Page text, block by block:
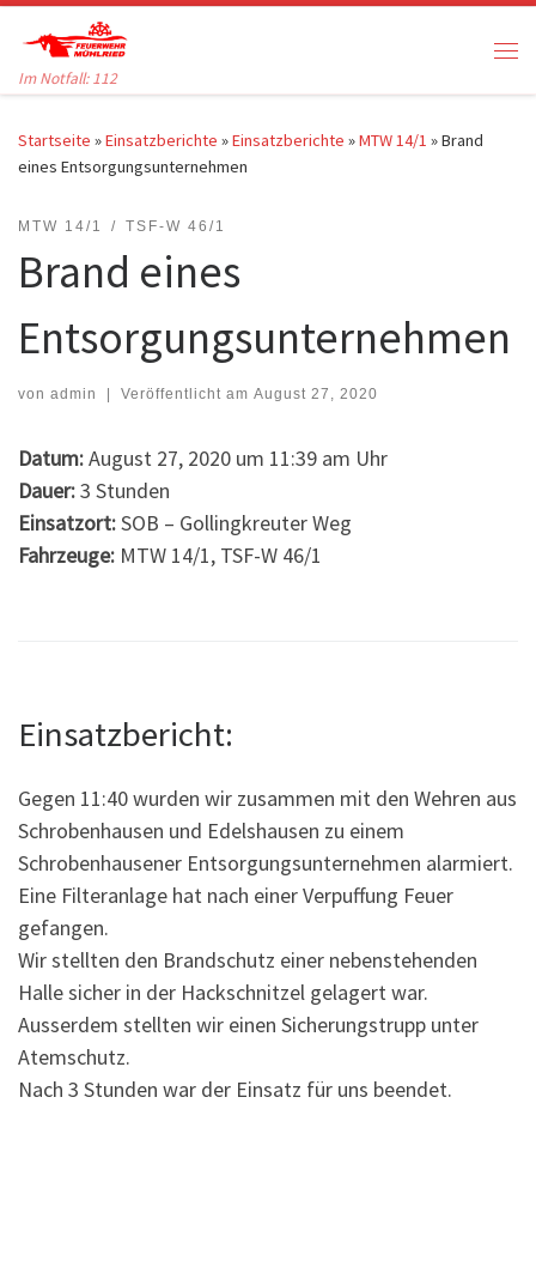
Zum Inhalt springen
Im Notfall: 112
Startseite »Einsatzberichte »Einsatzberichte »MTW 14/1 »Brand
eines Entsorgungsunternehmen
MTW 14/1 TSF-W 46/1
Brand eines
Entsorgungsunternehmen
von admin Veröffentlicht am August 27, 2020
Datum:August 27, 2020 um 11:39 am Uhr
Dauer:3 Stunden
Einsatzort:SOB – Gollingkreuter Weg
Fahrzeuge: MTW 14/1, TSF-W 46/1
Einsatzbericht:
Gegen 11:40 wurden wir zusammen mit den Wehren aus
Schrobenhausen und Edelshausen zu einem
Schrobenhausener Entsorgungsunternehmen alarmiert.
Eine Filteranlage hat nach einer Verpuffung Feuer
gefangen.
Wir stellten den Brandschutz einer nebenstehenden
Halle sicher in der Hackschnitzel gelagert war.
Ausserdem stellten wir einen Sicherungstrupp unter
Atemschutz.
Nach 3 Stunden war der Einsatz für uns beendet.